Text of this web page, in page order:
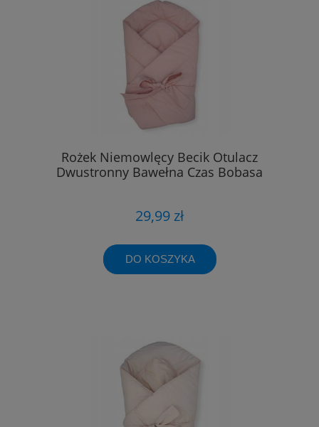
Rożek Niemowlęcy Becik Otulacz
Dwustronny Bawełna Czas Bobasa
29,99 zł
DO KOSZYKA